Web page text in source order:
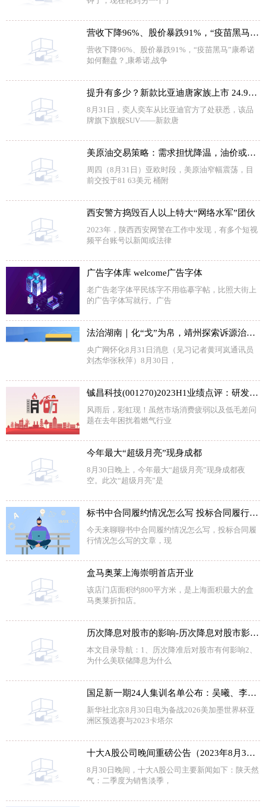
营收下降96%、股价暴跌91%，“疫苗黑马”康希诺如何翻盘？
营收下降96%、股价暴跌91%，“疫苗黑马”康希诺
如何翻盘？,康希诺,战争
提升有多少？新款比亚迪唐家族上市 24.98万元起售
8月31日，奕人奕车从比亚迪官方了处获悉，该品
牌旗下旗舰SUV——新款唐
美原油交易策略：需求担忧降温，油价或剑指布林线上轨
周四（8月31日）亚欧时段，美原油窄幅震荡，目
前交投于81 63美元 桶附
西安警方捣毁百人以上特大“网络水军”团伙
2023年，陕西西安网警在工作中发现，有多个短视
频平台账号以新闻或法律
广告字体库 welcome广告字体
老广告老字体平民练字不用临摹字帖，比照大街上
的广告字体写就行。广告
法治湖南｜化“戈”为帛，靖州探索诉源治理新路径
央广网怀化8月31日消息（见习记者黄珂岚通讯员
刘杰华张秋萍）8月30日，
铖昌科技(001270)2023H1业绩点评：研发投入加大，下游应用领域不断拓宽
风雨后，彩虹现！虽然市场消费疲弱以及低毛差问
题在去年困扰着燃气行业
今年最大“超级月亮”现身成都
8月30日晚上，今年最大“超级月亮”现身成都夜
空。此次“超级月亮”是
标书中合同履约情况怎么写 投标合同履行情况怎么写
今天来聊聊书中合同履约情况怎么写，投标合同履
行情况怎么写的文章，现
盒马奥莱上海崇明首店开业
该店门店面积约800平方米，是上海面积最大的盒
马奥莱折扣店。
历次降息对股市的影响-历次降息对股市影响一览表
本文目录导航：1、历次降准后对股市有何影响2、
为什么美联储降息为什么
国足新一期24人集训名单公布：吴曦、李可回归
新华社北京8月30日电为备战2026美加墨世界杯亚
洲区预选赛与2023卡塔尔
十大A股公司晚间重磅公告（2023年8月30日）
8月30日晚间，十大A股公司主要新闻如下：陕天然
气：二季度为销售淡季，